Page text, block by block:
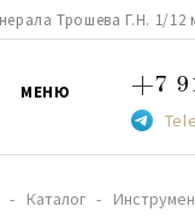
Трошева Г.Н. 1/12
МЕНЮ +7
Каталог